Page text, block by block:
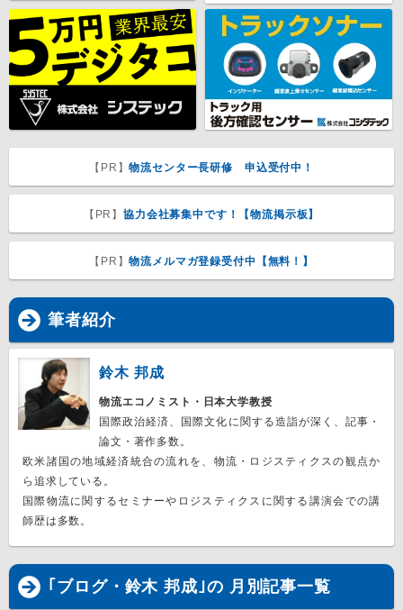
【PR】物流センター長研修 申込受付中！
【PR】協力会社募集中です！【物流掲示板】
【PR】物流メルマガ登録受付中【無料！】
筆者紹介
鈴木 邦成
物流エコノミスト・日本大学教授
国際政治経済、国際文化に関する造詣が深く、記事・
論文・著作多数。
欧米諸国の地域経済統合の流れを、物流・ロジスティクスの観点か
ら追求している。
国際物流に関するセミナーやロジスティクスに関する講演会での講
師歴は多数。
｢ブログ・鈴木 邦成｣の 月別記事一覧